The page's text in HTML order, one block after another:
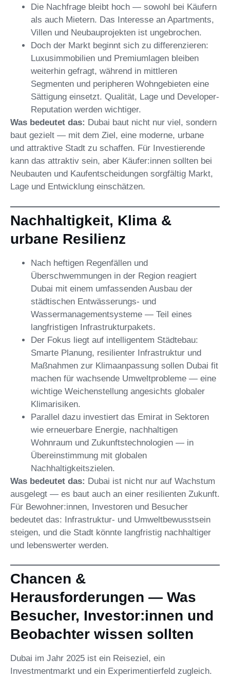
Die Nachfrage bleibt hoch — sowohl bei Käufern
als auch Mietern. Das Interesse an Apartments,
Villen und Neubauprojekten ist ungebrochen.
Doch der Markt beginnt sich zu differenzieren:
Luxusimmobilien und Premiumlagen bleiben
weiterhin gefragt, während in mittleren
Segmenten und peripheren Wohngebieten eine
Sättigung einsetzt. Qualität, Lage und Developer-
Reputation werden wichtiger.
Was bedeutet das: Dubai baut nicht nur viel, sondern
baut gezielt — mit dem Ziel, eine moderne, urbane
und attraktive Stadt zu schaffen. Für Investierende
kann das attraktiv sein, aber Käufer:innen sollten bei
Neubauten und Kaufentscheidungen sorgfältig Markt,
Lage und Entwicklung einschätzen.
Nachhaltigkeit, Klima &
urbane Resilienz
Nach heftigen Regenfällen und
Überschwemmungen in der Region reagiert
Dubai mit einem umfassenden Ausbau der
städtischen Entwässerungs- und
Wassermanagementsysteme — Teil eines
langfristigen Infrastrukturpakets.
Der Fokus liegt auf intelligentem Städtebau:
Smarte Planung, resilienter Infrastruktur und
Maßnahmen zur Klimaanpassung sollen Dubai fit
machen für wachsende Umweltprobleme — eine
wichtige Weichenstellung angesichts globaler
Klimarisiken.
Parallel dazu investiert das Emirat in Sektoren
wie erneuerbare Energie, nachhaltigen
Wohnraum und Zukunftstechnologien — in
Übereinstimmung mit globalen
Nachhaltigkeitszielen.
Was bedeutet das: Dubai ist nicht nur auf Wachstum
ausgelegt — es baut auch an einer resilienten Zukunft.
Für Bewohner:innen, Investoren und Besucher
bedeutet das: Infrastruktur- und Umweltbewusstsein
steigen, und die Stadt könnte langfristig nachhaltiger
und lebenswerter werden.
Chancen &
Herausforderungen — Was
Besucher, Investor:innen und
Beobachter wissen sollten
Dubai im Jahr 2025 ist ein Reiseziel, ein
Investmentmarkt und ein Experimentierfeld zugleich.